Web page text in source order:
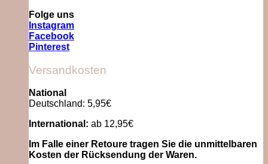
Folge uns
Instagram
Facebook
Pinterest
Versandkosten
National
Deutschland: 5,95€
International: ab 12,95€
Im Falle einer Retoure tragen Sie die unmittelbaren
Kosten der Rücksendung der Waren.